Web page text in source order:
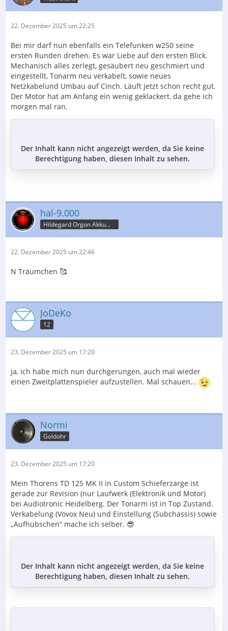
22. Dezember 2025 um 22:25
Bei mir darf nun ebenfalls ein Telefunken w250 seine
ersten Runden drehen. Es war Liebe auf den ersten Blick.
Mechanisch alles zerlegt, gesäubert neu geschmiert und
eingestellt, Tonarm neu verkabelt, sowie neues
Netzkabelund Umbau auf Cinch. Läuft jetzt schon recht gut.
Der Motor hat am Anfang ein wenig geklackert, da gehe ich
morgen mal ran.
Der Inhalt kann nicht angezeigt werden, da Sie keine
Berechtigung haben, diesen Inhalt zu sehen.
hal-9.000
Hildegard Orgon Akkumulator
22. Dezember 2025 um 22:46
N Träumchen 🥰
JoDeKo
12
23. Dezember 2025 um 17:20
Ja, ich habe mich nun durchgerungen, auch mal wieder
einen Zweitplattenspieler aufzustellen. Mal schauen...
Normi
Goldohr
23. Dezember 2025 um 17:20
Mein Thorens TD 125 MK II in Custom Schieferzarge ist
gerade zur Revision (nur Laufwerk (Elektronik und Motor)
bei Audiotronic Heidelberg. Der Tonarm ist in Top Zustand.
Verkabelung (Vovox Neu) und Einstellung (Subchassis) sowie
„Aufhübschen“ mache ich selber. 😎
Der Inhalt kann nicht angezeigt werden, da Sie keine
Berechtigung haben, diesen Inhalt zu sehen.